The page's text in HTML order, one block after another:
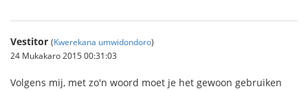
Vestitor (Kwerekana umwidondoro)
24 Mukakaro 2015 00:31:03
Volgens mij, met zo'n woord moet je het gewoon gebruiken